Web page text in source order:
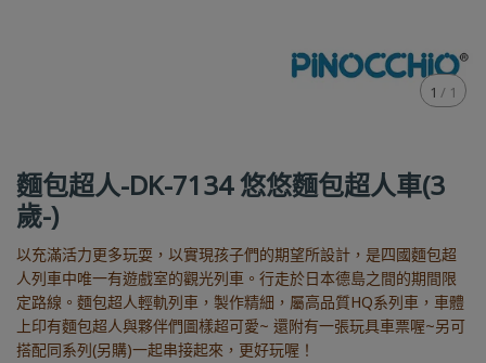
1 / 1
麵包超人-DK-7134 悠悠麵包超人車(3
歲-)
以充滿活力更多玩耍，以實現孩子們的期望所設計，是四國麵包超
人列車中唯一有遊戲室的觀光列車。行走於日本德島之間的期間限
定路線。麵包超人輕軌列車，製作精細，屬高品質HQ系列車，車體
上印有麵包超人與夥伴們圖樣超可愛~ 還附有一張玩具車票喔~另可
搭配同系列(另購)一起串接起來，更好玩喔！